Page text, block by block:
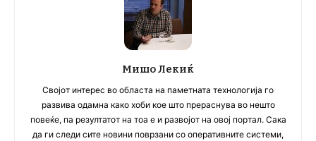
Мишо Лекиќ
Својот интерес во областа на паметната технологија го
развива одамна како хоби кое што прераснува во нешто
повеќе, па резултатот на тоа е и развојот на овој портал. Сака
да ги следи сите новини поврзани со оперативните системи,